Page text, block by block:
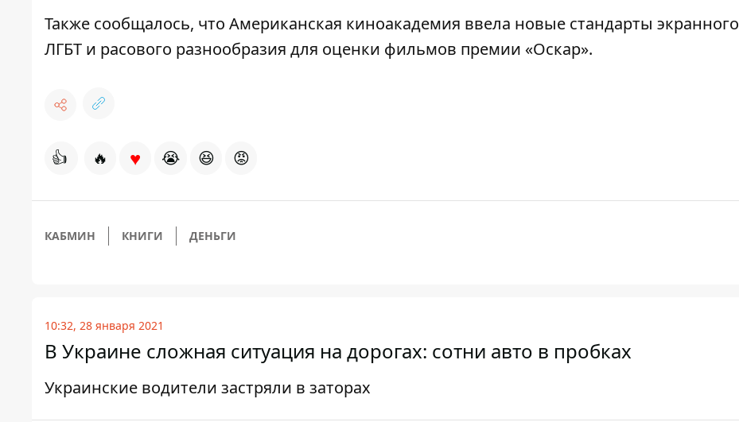
Также сообщалось, что Американская киноакадемия ввела новые стандарты экранного
ЛГБТ и расового разнообразия для оценки фильмов премии «Оскар».
👍 🔥 ♥ 😭 😆 😡
КАБМИН КНИГИ ДЕНЬГИ
10:32, 28 января 2021
В Украине сложная ситуация на дорогах: сотни авто в пробках
Украинские водители застряли в заторах